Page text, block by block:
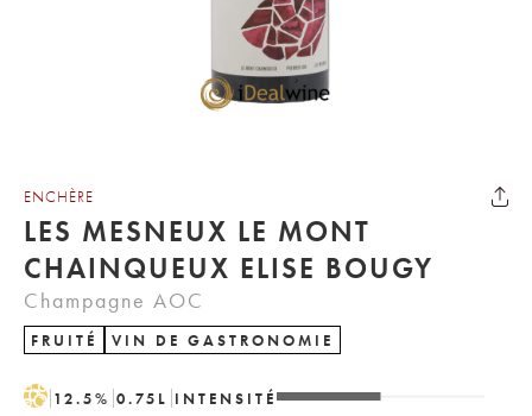
ENCHÈRE
LES MESNEUX LE MONT
CHAINQUEUX ELISE BOUGY
Champagne AOC
FRUITÉ VIN DE GASTRONOMIE
H 12.5% 0.75 L INTENSITÉ